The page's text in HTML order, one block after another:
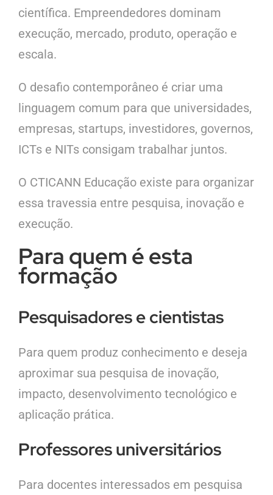
científica. Empreendedores dominam
execução, mercado, produto, operação e
escala.
O desafio contemporâneo é criar uma
linguagem comum para que universidades,
empresas, startups, investidores, governos,
ICTs e NITs consigam trabalhar juntos.
O CTICANN Educação existe para organizar
essa travessia entre pesquisa, inovação e
execução.
Para quem é esta
formação
Pesquisadores e cientistas
Para quem produz conhecimento e deseja
aproximar sua pesquisa de inovação,
impacto, desenvolvimento tecnológico e
aplicação prática.
Professores universitários
Para docentes interessados em pesquisa